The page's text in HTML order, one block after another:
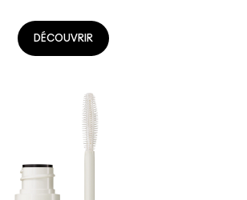
DÉCOUVRIR